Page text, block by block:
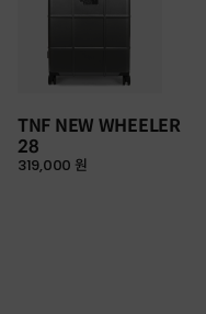
TNF NEW WHEELER
28
319,000 원